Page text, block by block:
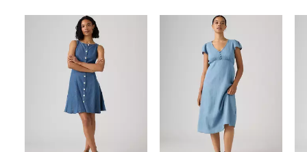
5.
évaluations